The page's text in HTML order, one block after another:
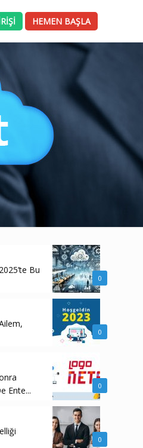
HEMEN BAŞLA
0
Bu
0
0
Ente...
0